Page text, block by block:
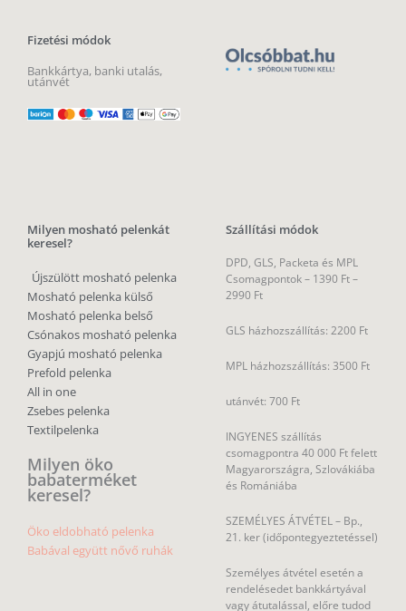
Fizetési módok
Bankkártya, banki utalás,
utánvét
Milyen mosható pelenkát
keresel?
Újszülött mosható pelenka
Mosható pelenka külső
Mosható pelenka belső
Csónakos mosható pelenka
Gyapjú mosható pelenka
Prefold pelenka
All in one
Zsebes pelenka
Textilpelenka
Milyen öko
babaterméket
keresel?
Öko eldobható pelenka
Babával együtt nővő ruhák
Szállítási módok
DPD, GLS, Packeta és MPL
Csomagpontok – 1390 Ft –
2990 Ft
GLS házhozszállítás: 2200 Ft
MPL házhozszállítás: 3500 Ft
utánvét: 700 Ft
INGYENES szállítás
csomagpontra 40 000 Ft felett
Magyarországra, Szlovákiába
és Romániába
SZEMÉLYES ÁTVÉTEL – Bp.,
21. ker (időpontegyeztetéssel)
Személyes átvétel esetén a
rendelésedet bankkártyával
vagy átutalással, előre tudod